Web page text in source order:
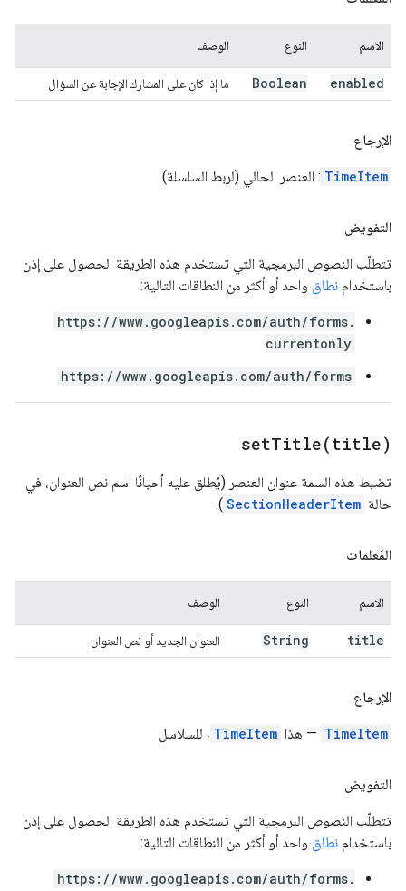
الاسم النوع الوصف
enabled
Boolean ما إذا كان على المشارك الإجابة عن السؤال
الإرجاع
TimeItem : العنصر الحالي (لربط السلسلة)
التفويض
تتطلّب النصوص البرمجية التي تستخدم هذه الطريقة الحصول على إذن
باستخدام نطاق واحد أو أكثر من النطاقات التالية:
https://www.googleapis.com/auth/forms.
currentonly
https://www.googleapis.com/auth/forms
setTitle(title)
تضبط هذه السمة عنوان العنصر (يُطلق عليه أحيانًا اسم نص العنوان، في
حالة SectionHeaderItem
).
المَعلمات
الاسم النوع الوصف
title
String العنوان الجديد أو نص العنوان
الإرجاع
TimeItem — هذا TimeItem ، للسلاسل
التفويض
تتطلّب النصوص البرمجية التي تستخدم هذه الطريقة الحصول على إذن
باستخدام نطاق واحد أو أكثر من النطاقات التالية:
https://www.googleapis.com/auth/forms.